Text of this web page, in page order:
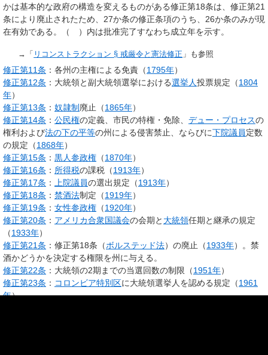
かは基本的な政府の構造を変えるものがある修正第18条は、修正第21
条により廃止されたため、27か条の修正条項のうち、26か条のみが現
在有効である。（ ）内は批准完了すなわち成立年を示す。
→「 リコンストラクション § 戒厳令と憲法修正 」も参照
修正第11条 ：各州の主権による免責（1795年）
修正第12条 ：大統領と副大統領選挙における選挙人投票規定（1804
年）
修正第13条 ： 奴隷制 廃止（1865年）
修正第14条 ： 公民権の定義、市民の特権・免除、 デュー・プロセスの
権利および法の下の平等の州による侵害禁止、ならびに下院議員定数
の規定（1868年）
修正第15条 ： 黒人参政権 （1870年）
修正第16条 ： 所得税の課税（1913年）
修正第17条 ： 上院議員の選出規定（1913年）
修正第18条 ： 禁酒法制定（1919年）
修正第19条 ： 女性参政権 （1920年）
修正第20条 ： アメリカ合衆国議会の会期と 大統領任期と継承の規定
（1933年）
修正第21条 ：修正第18条（ボルステッド法）の廃止（1933年）。禁
酒かどうかを決定する権限を州に与える。
修正第22条 ：大統領の2期までの当選回数の制限（1951年）
修正第23条 ： コロンビア特別区に大統領選挙人を認める規定（1961
年）